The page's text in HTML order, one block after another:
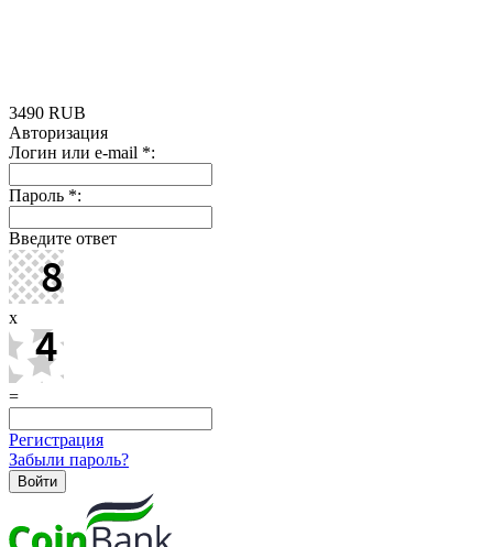
3490 RUB
Авторизация
Логин или e-mail *:
Пароль *:
Введите ответ
x
=
Регистрация
Забыли пароль?